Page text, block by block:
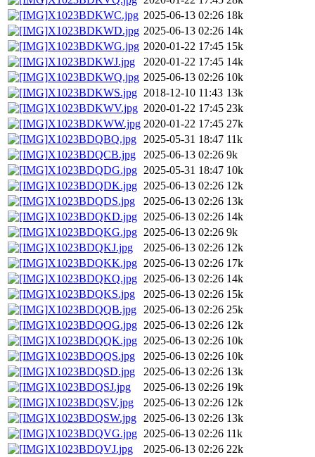
X1023BDKWC.jpg 2025-06-13 02:26 18k
X1023BDKWD.jpg 2025-06-13 02:26 14k
X1023BDKWG.jpg 2020-01-22 17:45 15k
X1023BDKWJ.jpg
2020-01-22 17:45 14k
X1023BDKWQ.jpg 2025-06-13 02:26 10k
X1023BDKWS.jpg 2018-12-10 11:43 13k
X1023BDKWV.jpg 2020-01-22 17:45 23k
X1023BDKWW.jpg 2020-01-22 17:45 27k
X1023BDQBQ.jpg
2025-05-31 18:47 11k
X1023BDQCB.jpg
2025-06-13 02:26 9k
X1023BDQDG.jpg 2025-05-31 18:47 10k
X1023BDQDK.jpg 2025-06-13 02:26 12k
X1023BDQDS.jpg
2025-06-13 02:26 13k
X1023BDQKD.jpg 2025-06-13 02:26 14k
X1023BDQKG.jpg 2025-06-13 02:26 9k
X1023BDQKJ.jpg
2025-06-13 02:26 12k
X1023BDQKK.jpg 2025-06-13 02:26 17k
X1023BDQKQ.jpg 2025-06-13 02:26 14k
X1023BDQKS.jpg
2025-06-13 02:26 15k
X1023BDQQB.jpg
2025-06-13 02:26 25k
X1023BDQQG.jpg 2025-06-13 02:26 12k
X1023BDQQK.jpg 2025-06-13 02:26 10k
X1023BDQQS.jpg
2025-06-13 02:26 10k
X1023BDQSD.jpg
2025-06-13 02:26 13k
X1023BDQSJ.jpg
2025-06-13 02:26 19k
X1023BDQSV.jpg
2025-06-13 02:26 12k
X1023BDQSW.jpg
2025-06-13 02:26 13k
X1023BDQVG.jpg 2025-06-13 02:26 11k
X1023BDQVJ.jpg
2025-06-13 02:26 22k